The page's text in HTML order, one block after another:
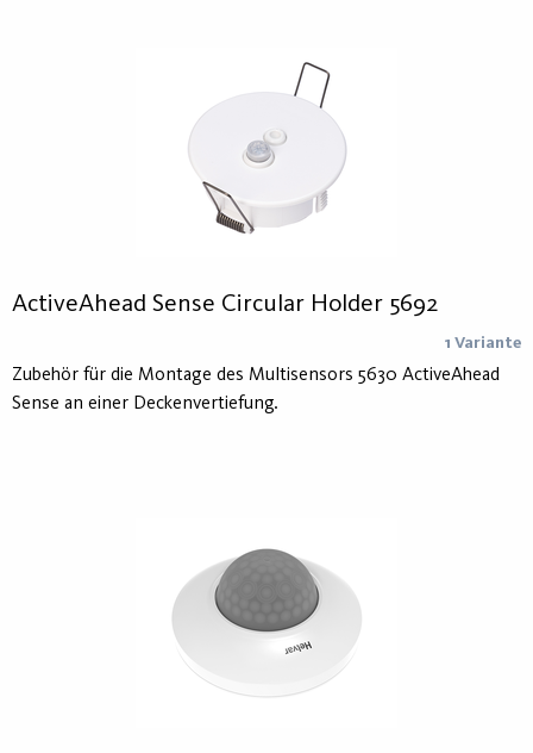
ActiveAhead Sense Circular Holder 5692
1 Variante
Zubehör für die Montage des Multisensors 5630 ActiveAhead
Sense an einer Deckenvertiefung.